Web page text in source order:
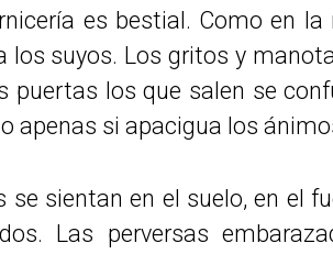
es bestial. Como en
los suyos. Los gritos y
puertas los que salen se
apenas si apacigua los
se sientan en el suelo, en el
Las perversas